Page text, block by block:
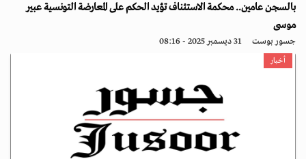
بالسجن عامين.. محكمة الاستئناف تؤيد الحكم على المعارضة التونسية عبير
موسى
جسور بوست 31 ديسمبر 2025 - 08:16
أخبار